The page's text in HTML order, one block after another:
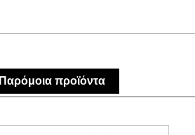
Παρόμοια προϊόντα